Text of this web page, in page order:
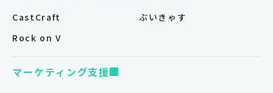
CastCraft
ぶいきゃす
Rock on V
マーケティング支援